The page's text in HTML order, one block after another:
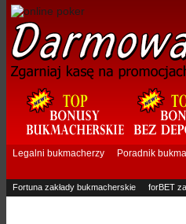
Legalni bukmacherzy Poradnik
Fortuna zakłady bukmacherskie
forBET